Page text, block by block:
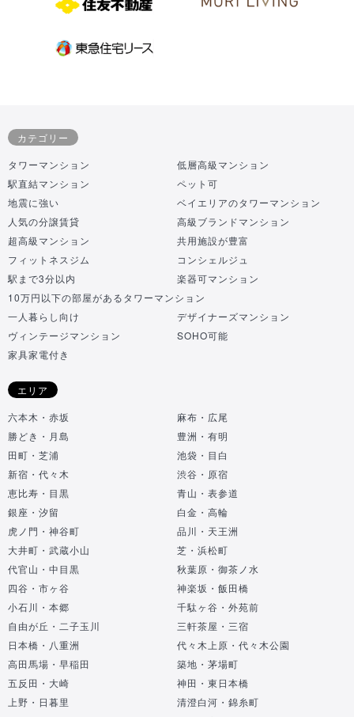
カテゴリー
タワーマンション
低層高級マンション
駅直結マンション
ペット可
地震に強い
ベイエリアのタワーマンション
人気の分譲賃貸
高級ブランドマンション
超高級マンション
共用施設が豊富
フィットネスジム
コンシェルジュ
駅まで3分以内
楽器可マンション
10万円以下の部屋があるタワーマンション
一人暮らし向け
デザイナーズマンション
ヴィンテージマンション
SOHO可能
家具家電付き
エリア
六本木・赤坂
麻布・広尾
勝どき・月島
豊洲・有明
田町・芝浦
池袋・目白
新宿・代々木
渋谷・原宿
恵比寿・目黒
青山・表参道
銀座・汐留
白金・高輪
虎ノ門・神谷町
品川・天王洲
大井町・武蔵小山
芝・浜松町
代官山・中目黒
秋葉原・御茶ノ水
四谷・市ヶ谷
神楽坂・飯田橋
小石川・本郷
千駄ヶ谷・外苑前
自由が丘・二子玉川
三軒茶屋・三宿
日本橋・八重洲
代々木上原・代々木公園
高田馬場・早稲田
築地・茅場町
五反田・大崎
神田・東日本橋
上野・日暮里
清澄白河・錦糸町